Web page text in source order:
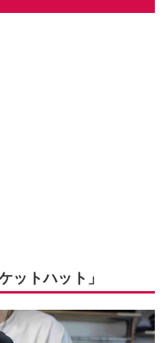
ットハット」